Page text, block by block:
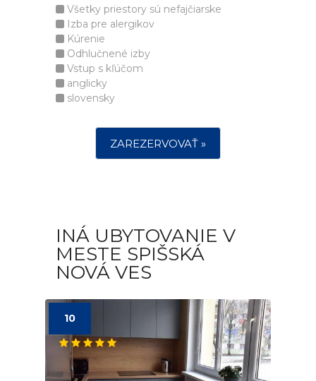
Všetky priestory sú nefajčiarske
Izba pre alergikov
Kúrenie
Odhlučnené izby
Vstup s kľúčom
anglicky
slovensky
ZAREZERVOVAŤ »
INÁ UBYTOVANIE V
MESTE SPIŠSKÁ
NOVÁ VES
10